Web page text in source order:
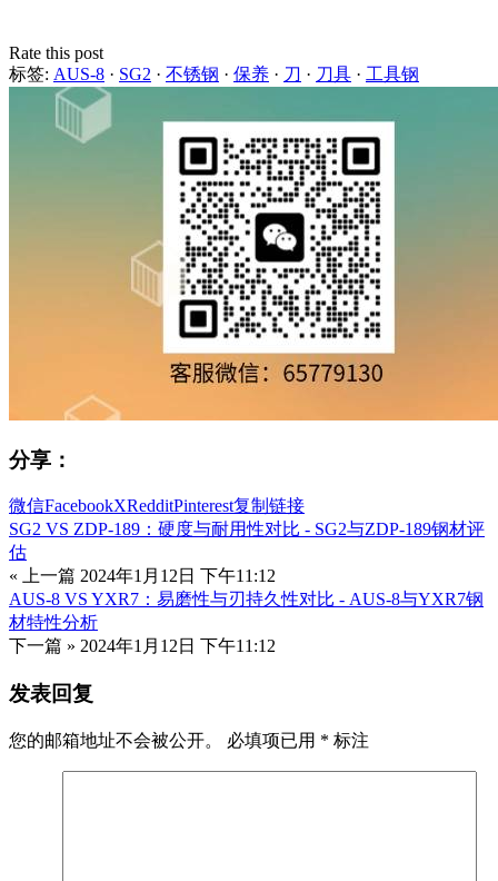
Rate this post
标签: AUS-8 · SG2 · 不锈钢 · 保养 · 刀 · 刀具 · 工具钢
分享：
微信FacebookXRedditPinterest复制链接
SG2 VS ZDP-189：硬度与耐用性对比 - SG2与ZDP-189钢材评
估
« 上一篇 2024年1月12日 下午11:12
AUS-8 VS YXR7：易磨性与刃持久性对比 - AUS-8与YXR7钢
材特性分析
下一篇 » 2024年1月12日 下午11:12
发表回复
您的邮箱地址不会被公开。 必填项已用 * 标注